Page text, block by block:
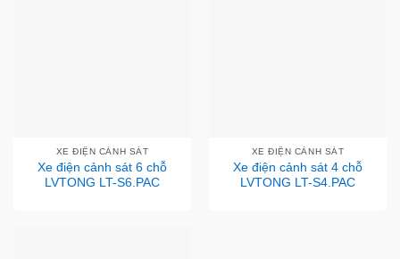
XE ĐIỆN CẢNH SÁT
Xe điện cảnh sát 6 chỗ
LVTONG LT-S6.PAC
XE ĐIỆN CẢNH SÁT
Xe điện cảnh sát 4 chỗ
LVTONG LT-S4.PAC